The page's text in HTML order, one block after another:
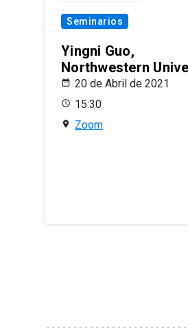
Seminarios
Yingni Guo,
Northwestern
20 de Abril de 2021
15:30
Zoom